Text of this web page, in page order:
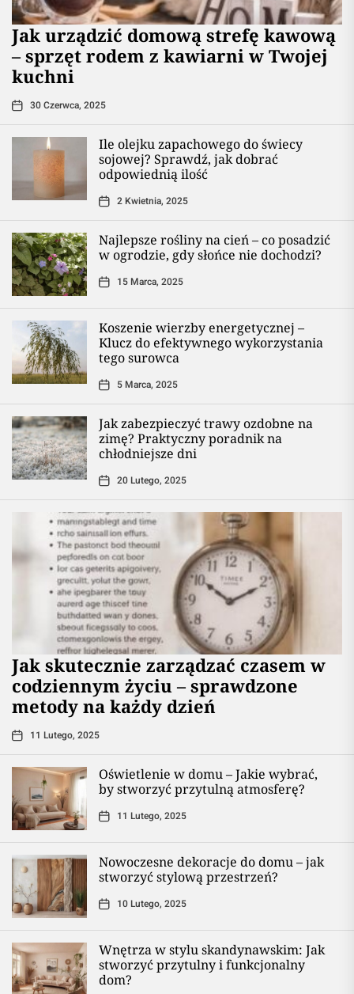
​Jak urządzić domową strefę kawową
– sprzęt rodem z kawiarni w Twojej
kuchni
30 Czerwca, 2025
Ile olejku zapachowego do świecy
sojowej? Sprawdź, jak dobrać
odpowiednią ilość
2 Kwietnia, 2025
Najlepsze rośliny na cień – co posadzić
w ogrodzie, gdy słońce nie dochodzi?
15 Marca, 2025
Koszenie wierzby energetycznej –
Klucz do efektywnego wykorzystania
tego surowca
5 Marca, 2025
Jak zabezpieczyć trawy ozdobne na
zimę? Praktyczny poradnik na
chłodniejsze dni
20 Lutego, 2025
Jak skutecznie zarządzać czasem w
codziennym życiu – sprawdzone
metody na każdy dzień
11 Lutego, 2025
Oświetlenie w domu – Jakie wybrać,
by stworzyć przytulną atmosferę?
11 Lutego, 2025
Nowoczesne dekoracje do domu – jak
stworzyć stylową przestrzeń?
10 Lutego, 2025
Wnętrza w stylu skandynawskim: Jak
stworzyć przytulny i funkcjonalny
dom?